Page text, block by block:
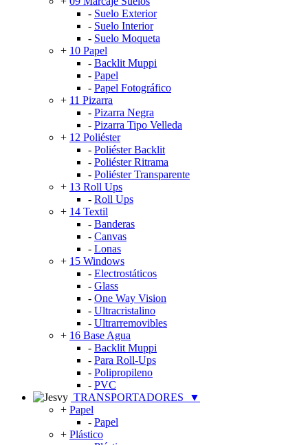
- Suelo Exterior
- Suelo Interior
- Suelo Moqueta
+ 10 Papel
- Backlit Muppi
- Papel
- Papel Fotográfico
+ 11 Pizarra
- Pizarra Negra
- Pizarra Tipo Velleda
+ 12 Poliéster
- Poliéster Backlit
- Poliéster Ritrama
- Poliéster Transparente
+ 13 Roll Ups
- Roll Ups
+ 14 Textil
- Banderas
- Canvas
- Lonas
+ 15 Windows
- Electrostáticos
- Glass
- One Way Vision
- Ultracristalino
- Ultrarremovibles
+ 16 Base Agua
- Backlit Muppi
- Para Roll-Ups
- Polipropileno
- PVC
TRANSPORTADORES
▼
+ Papel
- Papel
+ Plástico